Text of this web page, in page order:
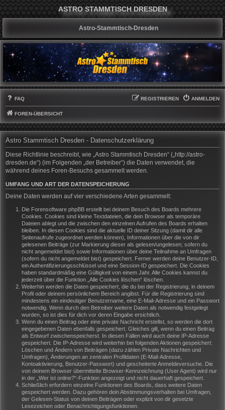
ASTRO STAMMTISCH DRESDEN
Astro-Stammtisch-Dresden
FAQ ANMELDEN
REGISTRIEREN
FOREN-ÜBERSICHT
Astro Stammtisch Dresden - Datenschutzerklärung
Diese Richtlinie beschreibt, wie „Astro Stammtisch Dresden“ („http://astro-
dresden.de“) (im Folgenden „der Betreiber“) die Daten verwendet, die
während deines Foren-Besuchs gesammelt werden.
UMFANG UND ART DER DATENSPEICHERUNG
Deine Daten werden auf vier verschiedene Arten gesammelt:
Die Forensoftware phpBB erstellt bei deinem Besuch des Boards mehrere
Cookies. Cookies sind kleine Textdateien, die dein Browser als temporäre
Dateien ablegt und die zwischen den einzelnen Aufrufen des Boards erhalten
bleiben. In diesen Cookies sind die aktuelle ID deiner Sitzung (damit dir alle
Seitenaufrufe zugeordnet werden können), Informationen über die von dir
gelesenen Beiträge (zur Markierung dieser als gelesen/ungelesen; sofern du
nicht angemeldet bist) sowie Informationen über deine Teilnahme an Umfragen
(sofern du nicht angemeldet bist) gespeichert. Ferner werden deine Benutzer-ID,
ein Authentifizierungsschlüssel und eine Session-ID gespeichert. Die Cookies
haben standardmäßig eine Gültigkeit von einem Jahr. Alle Cookies kannst du
jederzeit über die Funktion „Alle Cookies löschen“ löschen.
Weiterhin werden die Daten gespeichert, die du bei der Registrierung, in deinem
Profil oder deinem persönlichem Bereich angibst. Für die Registrierung sind
mindestens ein eindeutiger Benutzername, eine E-Mail-Adresse und ein Passwort
notwendig. Wenn durch den Betreiber weitere Daten als notwendig festgelegt
wurden, so ist dies für dich vor deren Eingabe ersichtlich.
Wenn du einen Beitrag oder eine private Nachricht erstellst, so werden die dort
eingegebenen Daten ebenfalls gespeichert. Gleiches gilt, wenn du einen Beitrag
als Entwurf zwischenspeicherst. In diesen Fällen wird auch deine IP-Adresse
gespeichert. Die IP-Adresse wird weiterhin bei folgenden Aktionen gespeichert:
Löschen und Ändern von Beiträgen (dazu zählen Private Nachrichten und
Umfragen), Änderungen an zentralen Profildaten (E-Mail-Adresse,
Kontoaktivierung, Benutzer-Passwort) und gescheiterte Anmeldeversuche. Die
von deinem Browser übermittelte Browser-Kennzeichnung (User Agent) wird nur
in der „Wer ist online?“-Funktion angezeigt und nicht dauerhaft gespeichert.
Schließlich erfordern einzelne Funktionen des Boards, dass weitere Daten
gespeichert werden. Dazu gehören dein Abstimmungsverhalten bei Umfragen,
der Gelesen-Status von deinen Beiträgen oder explizit von dir gesetzte
Lesezeichen oder Benachrichtigungsfunktionen.